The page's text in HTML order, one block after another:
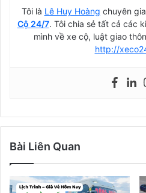
Tôi là Lê Huy Hoàng chuyên
Cộ 24/7. Tôi chia sẻ tất cả các
mình về xe cộ, luật giao
http://
Bài Liên Quan